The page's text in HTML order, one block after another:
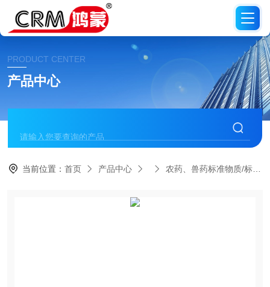
PRODUCT CENTER
产品中心
当前位置：首页 产品中心 农药、兽药标准物质/标准品